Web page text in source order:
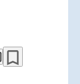
bookmark_border